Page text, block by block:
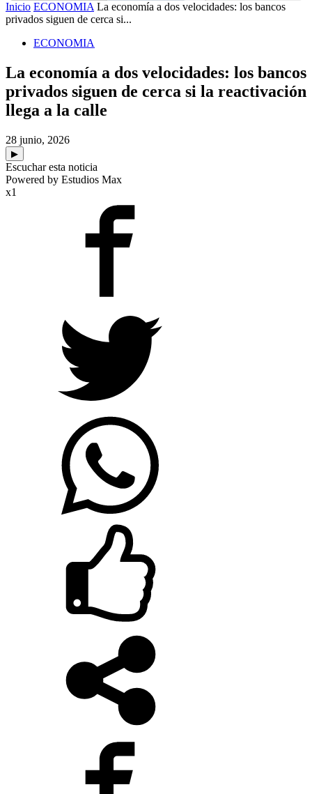
Inicio ECONOMIA La economía a dos velocidades: los bancos
privados siguen de cerca si...
ECONOMIA
La economía a dos velocidades: los bancos
privados siguen de cerca si la reactivación
llega a la calle
28 junio, 2026
▶
Escuchar esta noticia
Powered by Estudios Max
x1